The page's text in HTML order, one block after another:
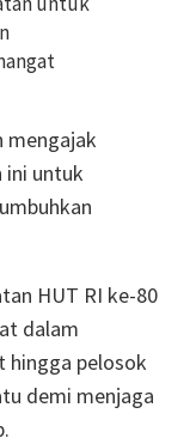
mengajak
ini untuk
HUT RI ke-80
dalam
hingga pelosok
demi menjaga